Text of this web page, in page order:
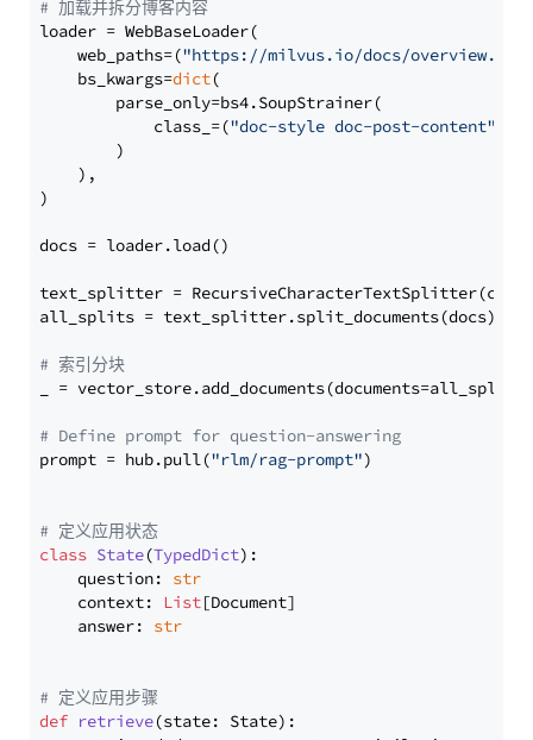
# 加载并拆分博客内容
loader = WebBaseLoader(
    web_paths=(
"https://milvus.io/docs/overview.md"
    bs_kwargs=
dict(
        parse_only=bs4.SoupStrainer(
            class_=(
"doc-style doc-post-content"
        )
    ),
)
docs = loader.load()
text_splitter =
all_splits = text_splitter.split_documents(docs)
# 索引分块
_ = vector_store.add_documents(documents=all_splits)
# Define prompt for question-answering
prompt = hub.pull("rlm/rag-prompt")
# 定义应用状态
class State(TypedDict):
    question:
str
    context:
List[Document]
    answer:
str
# 定义应用步骤
def retrieve(state: State):